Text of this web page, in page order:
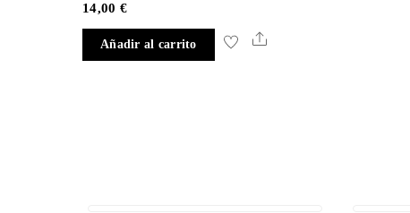
14,00 €
Añadir al carrito Share